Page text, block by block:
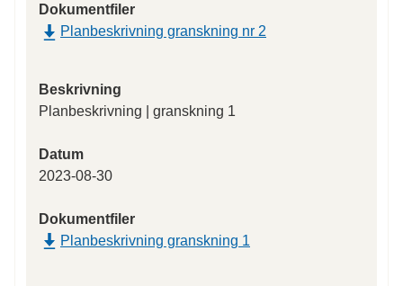
Dokumentfiler
Planbeskrivning granskning nr 2
Beskrivning
Planbeskrivning | granskning 1
Datum
2023-08-30
Dokumentfiler
Planbeskrivning granskning 1